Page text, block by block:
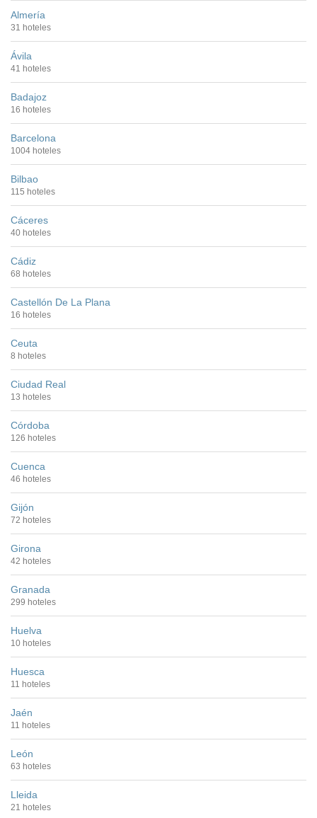
Almería
31 hoteles
Ávila
41 hoteles
Badajoz
16 hoteles
Barcelona
1004 hoteles
Bilbao
115 hoteles
Cáceres
40 hoteles
Cádiz
68 hoteles
Castellón De La Plana
16 hoteles
Ceuta
8 hoteles
Ciudad Real
13 hoteles
Córdoba
126 hoteles
Cuenca
46 hoteles
Gijón
72 hoteles
Girona
42 hoteles
Granada
299 hoteles
Huelva
10 hoteles
Huesca
11 hoteles
Jaén
11 hoteles
León
63 hoteles
Lleida
21 hoteles